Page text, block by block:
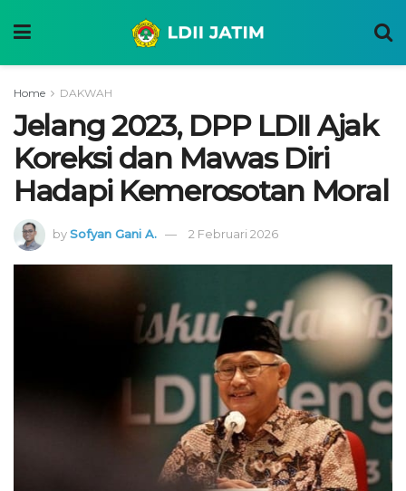
Home DAKWAH
Jelang 2023, DPP LDII Ajak
Koreksi dan Mawas Diri
Hadapi Kemerosotan Moral
bySofyan Gani A. 2 Februari 2026